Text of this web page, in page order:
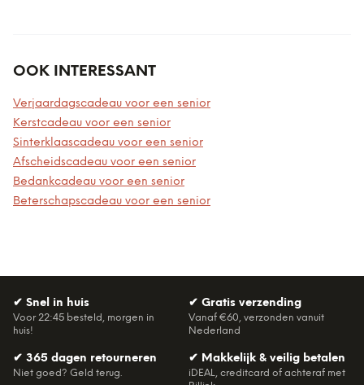
OOK INTERESSANT
Verjaardagscadeau voor een senior
Kerstcadeau voor een senior
Sinterklaascadeau voor een senior
Afscheidscadeau voor een senior
Bedankcadeau voor een senior
Beterschapscadeau voor een senior
✔ Snel in huis
Voor 22:45 besteld, morgen in
huis!
✔ Gratis verzending
Vanaf €60, verzonden vanuit
Nederland
✔ 365 dagen retourneren
Niet goed? Geld terug.
✔ Makkelijk & veilig betalen
iDEAL, creditcard of achteraf met